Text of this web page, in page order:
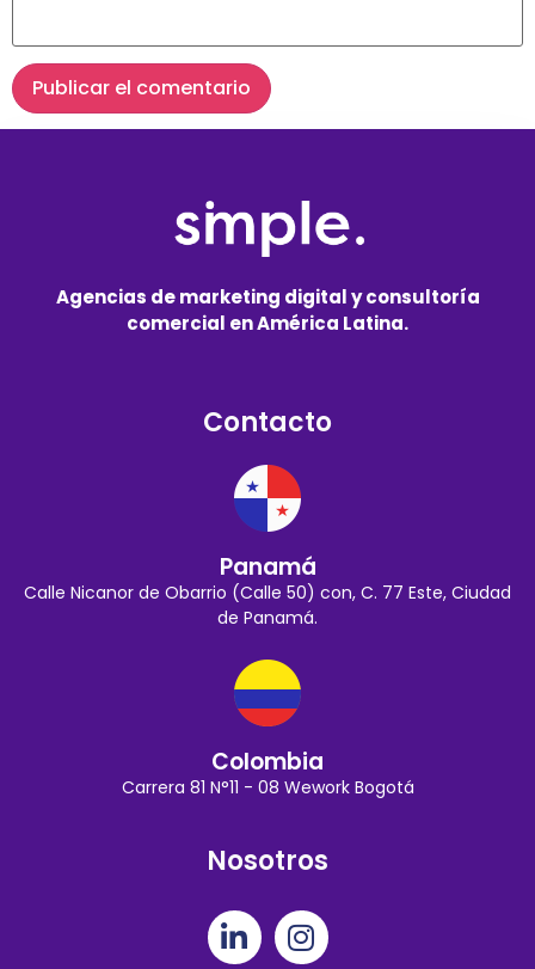
Agencias de marketing digital y consultoría
comercial en América Latina.
Contacto
Panamá
Calle Nicanor de Obarrio (Calle 50) con, C. 77 Este, Ciudad
de Panamá.
Colombia
Carrera 81 N°11 - 08 Wework Bogotá
Nosotros